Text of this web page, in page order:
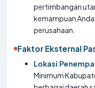
pertimbangan
kemampuan
perusahaan.
Faktor Eksternal
Lokasi
Minimum